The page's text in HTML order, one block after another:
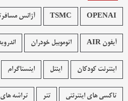
OPENAI
TSMC آژانس
آیفون AIR اتوموبیل خودران
اینترنت کودکان اینتل اینستاگرام
تاکسی های اینترنتی تتر تراشه